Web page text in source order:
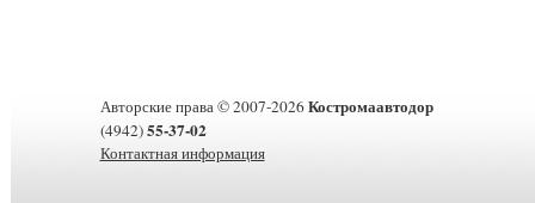
Авторские права © 2007-2026Костромаавтодор
(4942)55-37-02
Контактная информация